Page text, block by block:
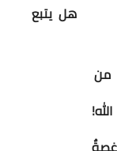
هل يتبع
من